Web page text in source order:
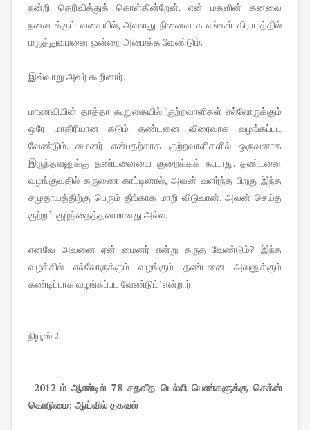
நன்றி தெரிவித்துக் கொள்கின்றேன். என் மகளின் கனவை
நனவாக்கும் வகையில், அவளது நினைவாக எங்கள் கிராமத்தில்
மருத்துவமனை ஒன்றை அமைக்க வேண்டும்.
இவ்வாறு அவர் கூறினார்.
மாணவியின் தாத்தா கூறுகையில் 'குற்றவாளிகள் எல்லோருக்கும்
ஒரே மாதிரியான கடும் தண்டனை விரைவாக வழங்கப்பட
வேண்டும். மைனர் என்பதற்காக குற்றவாளிகளில் ஒருவனாக
இருந்தவனுக்கு தண்டனையை குறைக்கக் கூடாது. தண்டனை
வழங்குவதில் கருணை காட்டினால், அவன் வளர்ந்த பிறகு இந்த
சமுதாயத்திற்கு பெரும் தீங்காக மாறி விடுவான். அவன் செய்த
குற்றம் குழந்தைத்தனமானது அல்ல.
எனவே அவனை ஏன் மைனர் என்று கருத வேண்டும்? இந்த
வழக்கில் எல்லோருக்கும் வழங்கும் தண்டனை அவனுக்கும்
கண்டிப்பாக வழங்கப்பட வேண்டும்' என்றார்.
நியூஸ் 2
2012-ம் ஆண்டில் 78 சதவீத டெல்லி பெண்களுக்கு செக்ஸ்
கொடுமை: ஆய்வில் தகவல்